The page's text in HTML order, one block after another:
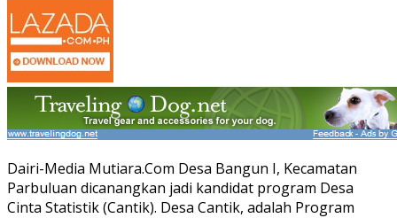
Dairi-Media Mutiara.Com Desa Bangun I, Kecamatan
Parbuluan dicanangkan jadi kandidat program Desa
Cinta Statistik (Cantik). Desa Cantik, adalah Program